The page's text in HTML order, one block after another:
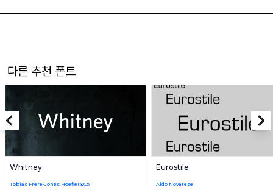
다른 추천 폰트
Whitney
Tobias Frere-Jones,Hoefler&Co
Eurostile
Aldo Novarese